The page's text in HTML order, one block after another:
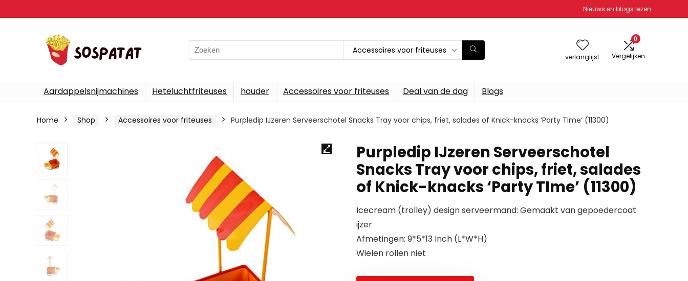
Nieuws en blogs lezen
Search
for:
Accessoires voor friteuses
verlanglijst
0
Vergelijken
Aardappelsnijmachines Heteluchtfriteuses houder Accessoires voor friteuses Deal van de dag Blogs
Home Shop Accessoires voor friteuses Purpledip IJzeren Serveerschotel Snacks Tray voor chips, friet, salades of Knick-knacks ‘Party TIme’ (11300)
Purpledip IJzeren Serveerschotel
Snacks Tray voor chips, friet, salades
of Knick-knacks ‘Party TIme’ (11300)
Icecream (trolley) design serveermand: Gemaakt van gepoedercoat
ijzer
Afmetingen: 9*5*13 Inch (L*W*H)
Wielen rollen niet